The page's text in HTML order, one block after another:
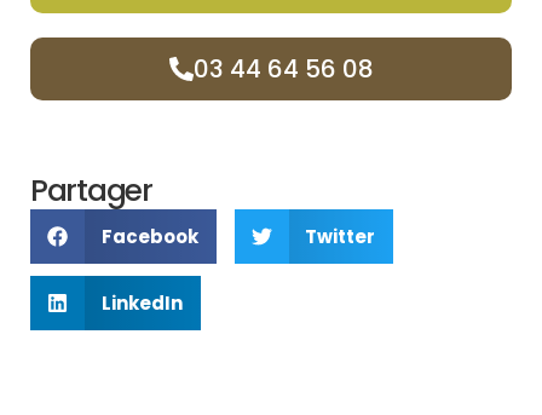
03 44 64 56 08
Partager
Facebook Twitter
LinkedIn